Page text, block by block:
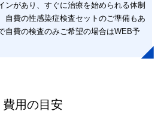
ンがあり、すぐに治療を始められる体制
自費の性感染症検査セットのご準備もあ
自費の検査のみご希望の場合はWEB予
費用の目安